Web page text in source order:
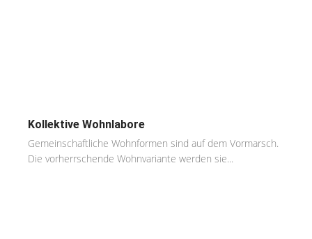
Kollektive Wohnlabore
Gemeinschaftliche Wohnformen sind auf dem Vormarsch.
Die vorherrschende Wohnvariante werden sie...